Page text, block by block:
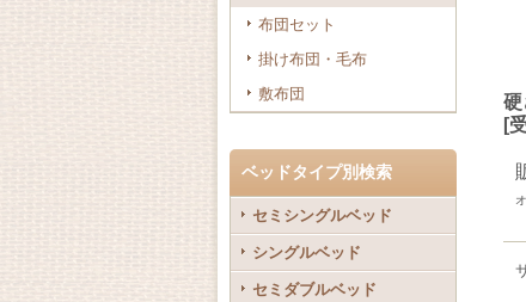
布団セット
掛け布団・毛布
敷布団
ベッドタイプ別検索
セミシングルベッド
シングルベッド
セミダブルベッド
硬
[